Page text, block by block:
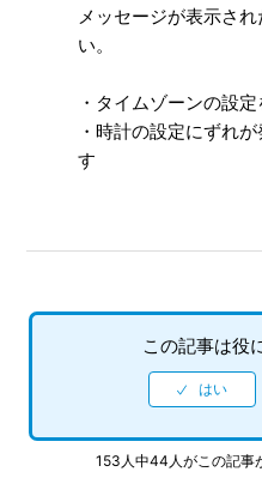
エラーが発生し引き継ぎパ
発生する
キャラクター専用武器が装備
メッセージが表示さ
い。
・タイムゾーンの設
・時計の設定にずれ
す
この記事は役
153人中44人がこの記事